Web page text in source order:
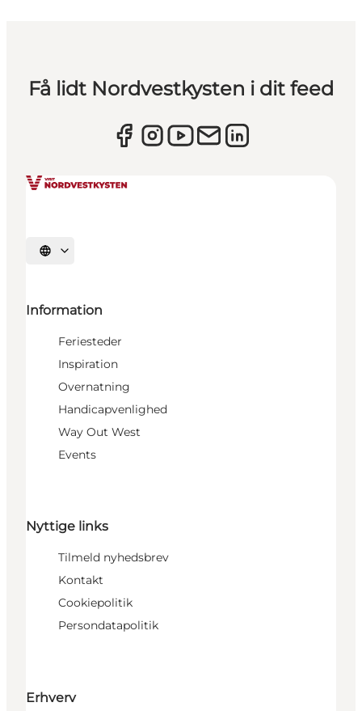
Få lidt Nordvestkysten i dit feed
Vælg sprog
Information
Feriesteder
Inspiration
Overnatning
Handicapvenlighed
Way Out West
Events
Nyttige links
Tilmeld nyhedsbrev
Kontakt
Cookiepolitik
Persondatapolitik
Erhverv